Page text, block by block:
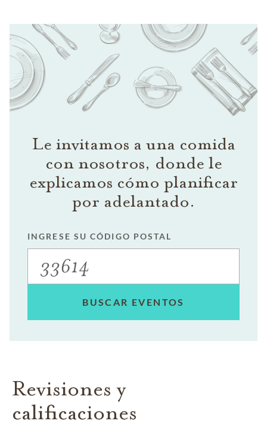
Le invitamos a una comida
con nosotros, donde le
explicamos cómo planificar
por adelantado.
INGRESE SU CÓDIGO POSTAL
BUSCAR EVENTOS
Revisiones y
calificaciones